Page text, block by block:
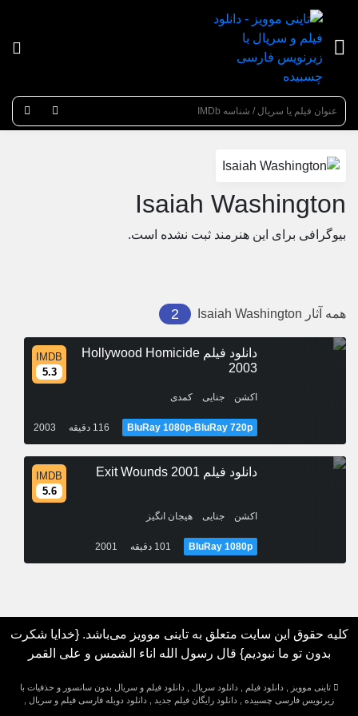
عنوان
Isaiah Washington
بیوگرافی برای این هنرمند ثبت نشده است.
همه آثار Isaiah Washington
2
دانلود فیلم Hollywood Homicide
2003
IMDB
5.3
اکشن جنایی کمدی
BluRay 1080p-BluRay 720p 116 دقیقه 2003
دانلود فیلم Exit Wounds 2001
IMDB
5.6
اکشن جنایی هیجان انگیز
BluRay 1080p 101 دقیقه 2001
کلیه حقوق این سایت متعلق به تاینی موویز می‌باشد. {خدایا شکرت
بدون تو ما نبودیم} قال رسول الله اناء الشمس و علی القمر
تاینی موویز , دانلود فیلم , دانلود سریال , دانلود فیلم و سریال بدون سانسور و حذفیات با
زیرنویس فارسی چسبیده , دانلود رایگان فیلم جدید , دانلود دوبله فارسی فیلم و سریال ,